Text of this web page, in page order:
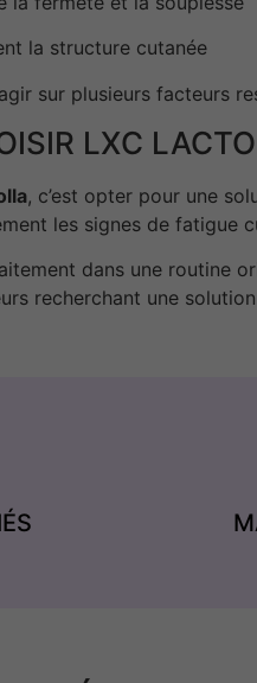
la structure cutanée
sur plusieurs facteurs
LXC
, c’est opter pour une
les signes de fatigue
dans une routine
recherchant une